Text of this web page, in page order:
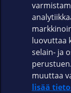
luovuttaa
selain- ja
muuttaa
lisää